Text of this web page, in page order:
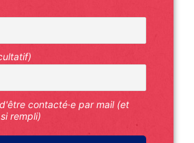
contacté·e par mail (et
rempli)